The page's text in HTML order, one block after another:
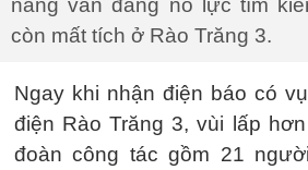
năng vẫn đang nỗ lực tìm
còn mất tích ở Rào Trăng 3.
Ngay khi nhận điện báo có
điện Rào Trăng 3, vùi lấp
đoàn công tác gồm 21